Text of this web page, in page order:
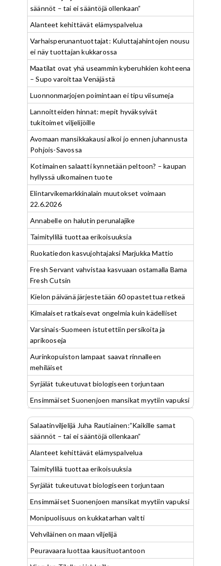
säännöt – tai ei sääntöjä ollenkaan”
Alanteet kehittävät elämyspalvelua
Varhaisperunantuottajat: Kuluttajahintojen nousu
ei näy tuottajan kukkarossa
Maatilat ovat yhä useammin kyberuhkien kohteena
– Supo varoittaa Venäjästä
Luonnonmarjojen poimintaan ei tipu viisumeja
Lannoitteiden hinnat: mepit hyväksyivät
tukitoimet viljelijöille
Avomaan mansikkakausi alkoi jo ennen juhannusta
Pohjois-Savossa
Kotimainen salaatti kynnetään peltoon? – kaupan
hyllyssä ulkomainen tuote
Elintarvikemarkkinalain muutokset voimaan
22.6.2026
Annabelle on halutin perunalajike
Taimityllilä tuottaa erikoisuuksia
Ruokatiedon kasvujohtajaksi Marjukka Mattio
Fresh Servant vahvistaa kasvuaan ostamalla Bama
Fresh Cutsin
Kielon päivänä järjestetään 60 opastettua retkeä
Kimalaiset ratkaisevat ongelmia kuin kädelliset
Varsinais-Suomeen istutettiin persikoita ja
aprikooseja
Aurinkopuiston lampaat saavat rinnalleen
mehiläiset
Syrjälät tukeutuvat biologiseen torjuntaan
Ensimmäiset Suonenjoen mansikat myytiin vapuksi
Salaatinviljelijä Juha Rautiainen:”Kaikille samat
säännöt – tai ei sääntöjä ollenkaan”
Alanteet kehittävät elämyspalvelua
Taimityllilä tuottaa erikoisuuksia
Syrjälät tukeutuvat biologiseen torjuntaan
Ensimmäiset Suonenjoen mansikat myytiin vapuksi
Monipuolisuus on kukkatarhan valtti
Vehviläinen on maan viljelijä
Peuravaara luottaa kausituotantoon